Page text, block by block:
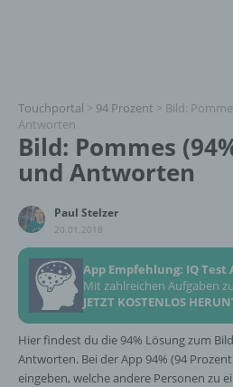
Touchportal > 94 Prozent > Bild:
Antworten
Bild: Pommes
und Antworten
Paul Stelzer
20.01.2018
App Empfehlung: IQ Test
Mit zahlreichen Aufgaben
JETZT KOSTENLOS
Hier findest du die 94% Lösung zum
Antworten. Bei der App 94% (94
eingeben, welche andere Personen zu